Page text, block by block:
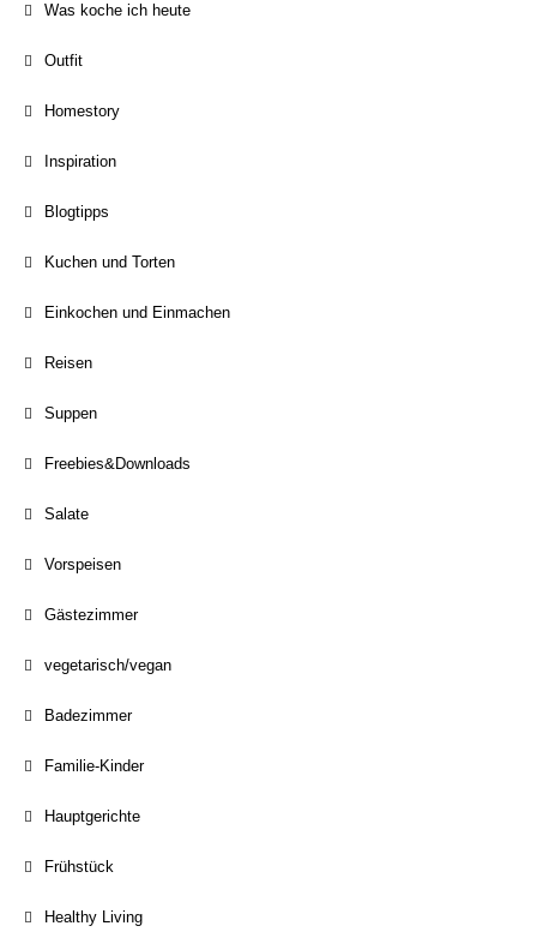
Was koche ich heute
Outfit
Homestory
Inspiration
Blogtipps
Kuchen und Torten
Einkochen und Einmachen
Reisen
Suppen
Freebies&Downloads
Salate
Vorspeisen
Gästezimmer
vegetarisch/vegan
Badezimmer
Familie-Kinder
Hauptgerichte
Frühstück
Healthy Living